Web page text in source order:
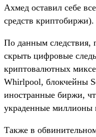
Ахмед оставил себе
средств криптобиржи).
По данным следствия,
скрыть цифровые
криптовалютных
Whirlpool, блокчейны
иностранные биржи,
украденные миллионы
Также в